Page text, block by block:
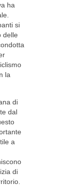
ha
si
delle
la
di
dal
a
di